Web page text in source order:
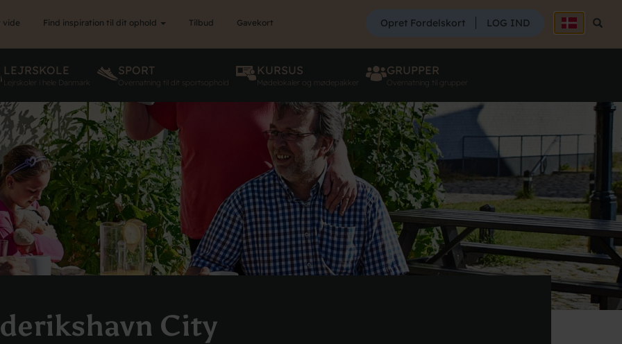
SØG
Søg
Opret Fordelskort LOG IND
vide Find inspiration til dit ophold Tilbud Gavekort
LEJRSKOLE
Lejrskoler i hele Danmark
SPORT
Overnatning til dit sportsophold
KURSUS
Mødelokaler og mødepakker
GRUPPER
Overnatning til grupper
City